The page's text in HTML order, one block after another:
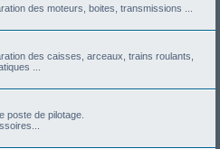
des moteurs, boites, transmissions ...
des caisses, arceaux, trains roulants,
...
poste de pilotage.